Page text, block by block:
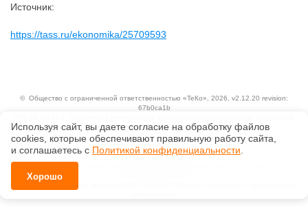
Источник:
https://tass.ru/ekonomika/25709593
© Общество с ограниченной ответственностью «ТеКо» , 2026, v2.12.20 revision:
67b0ca1b
1.01, 3.01
Ценовая политика
Технологии
Исключительные авторские и смежные права принадлежат АО «Кодекс».
Положение по обработке и защите персональных данных
Используя сайт, вы даете согласие на обработку файлов
сооkiеs, которые обеспечивают правильную работу сайта,
и соглашаетесь с Политикой конфиденциальности
Хорошо